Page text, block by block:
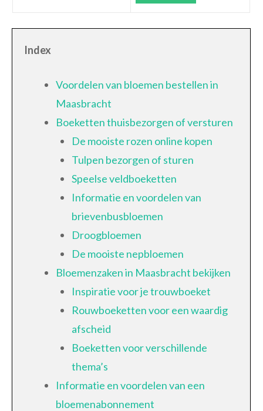
Index
Voordelen van bloemen bestellen in
Maasbracht
Boeketten thuisbezorgen of versturen
De mooiste rozen online kopen
Tulpen bezorgen of sturen
Speelse veldboeketten
Informatie en voordelen van
brievenbusbloemen
Droogbloemen
De mooiste nepbloemen
Bloemenzaken in Maasbracht bekijken
Inspiratie voor je trouwboeket
Rouwboeketten voor een waardig
afscheid
Boeketten voor verschillende
thema’s
Informatie en voordelen van een
bloemenabonnement